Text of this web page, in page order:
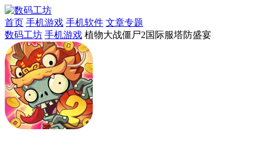
首页 手机游戏 手机软件 文章专题
数码工坊 手机游戏 植物大战僵尸2国际服塔防盛宴